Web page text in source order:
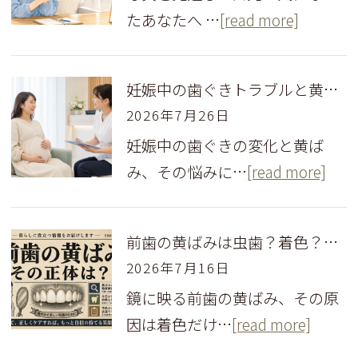
たあなたへ …[read more]
妊娠中の歯ぐきトラブルと黄ばみ対策！産前産後に受けるべき歯科ケア
2026年7月26日
妊娠中の歯ぐきの変化と黄ば
み、その悩みに…[read more]
前歯の黄ばみは虫歯？着色？原因の見分け方と安全な白い歯の作り方
2026年7月16日
鏡に映る前歯の黄ばみ、その原
因は着色だけ…[read more]